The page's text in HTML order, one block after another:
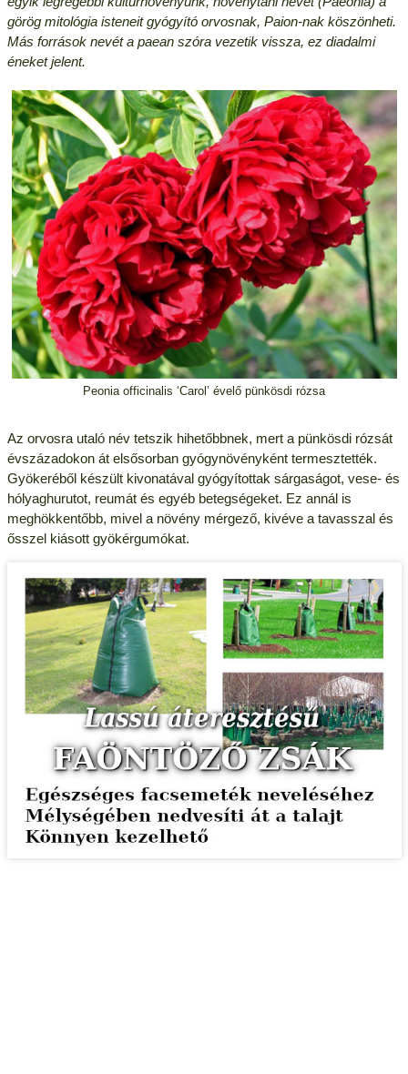
görög mitológia isteneit gyógyító orvosnak, Paion-nak köszönheti.
Más források nevét a paean szóra vezetik vissza, ez diadalmi
éneket jelent.
Peonia officinalis ‘Carol’ évelő pünkösdi rózsa
Az orvosra utaló név tetszik hihetőbbnek, mert a pünkösdi rózsát
évszázadokon át elsősorban gyógynövényként termesztették.
Gyökeréből készült kivonatával gyógyítottak sárgaságot, vese- és
hólyaghurutot, reumát és egyéb betegségeket. Ez annál is
meghökkentőbb, mivel a növény mérgező, kivéve a tavasszal és
ősszel kiásott gyökérgumókat.